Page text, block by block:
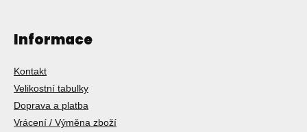
Informace
Kontakt
Velikostní tabulky
Doprava a platba
Vrácení / Výměna zboží